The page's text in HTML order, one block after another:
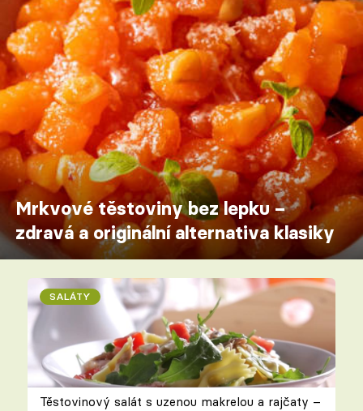
Mrkvové těstoviny bez lepku –
zdravá a originální alternativa klasiky
SALÁTY
Těstovinový salát s uzenou makrelou a rajčaty –